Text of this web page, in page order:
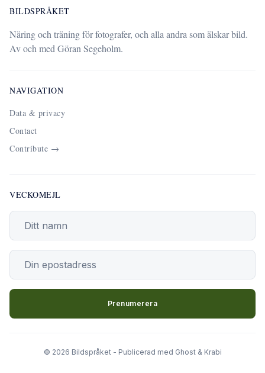
BILDSPRÅKET
Näring och träning för fotografer, och alla andra som älskar bild.
Av och med Göran Segeholm.
NAVIGATION
Data & privacy
Contact
Contribute →
VECKOMEJL
Prenumerera
© 2026 Bildspråket - Publicerad med Ghost& Krabi